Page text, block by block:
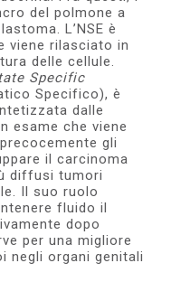
del polmone a
L’NSE è
viene rilasciato in
delle cellule.
Specific
Specifico), è
dalle
esame che viene
gli
il carcinoma
diffusi tumori
Il suo ruolo
fluido il
dopo
per una migliore
negli organi genitali